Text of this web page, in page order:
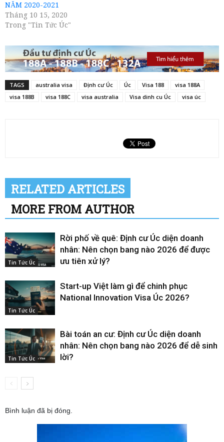
NĂM 2020-2021
Tháng 10 15, 2020
Trong "Tin Tức Úc"
TAGS australia visa Định cư Úc Úc Visa 188
visa 188A
visa 188B
visa 188C visa australia Visa dinh cu Úc visa úc
RELATED ARTICLES
MORE FROM AUTHOR
Tin Tức Úc
Rời phố về quê: Định cư Úc diện doanh
nhân: Nên chọn bang nào 2026 để được
ưu tiên xử lý?
Tin Tức Úc
Start-up Việt làm gì để chinh phục
National Innovation Visa Úc 2026?
Tin Tức Úc
Bài toán an cư: Định cư Úc diện doanh
nhân: Nên chọn bang nào 2026 để dễ sinh
lời?
Bình luận đã bị đóng.